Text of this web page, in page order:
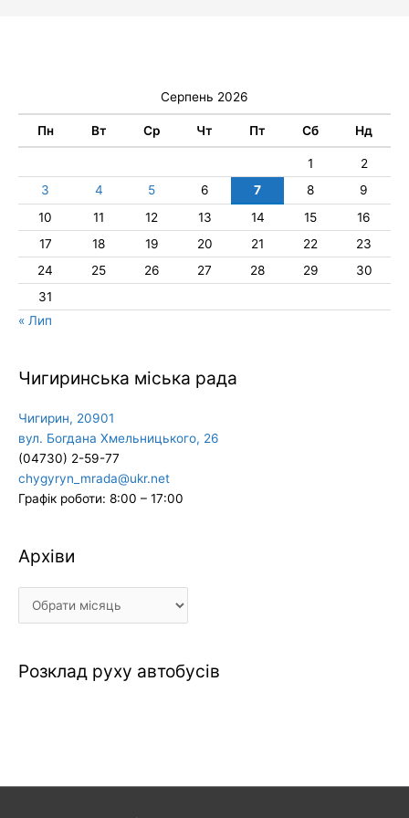
Серпень 2026
Пн Вт Ср Чт Пт Сб Нд
1
2
3
4 5 6 7 8
9
10
11 12 13 14 15
16
17
18 19 20 21 22
23
24
25 26 27 28 29
30
31
« Лип
Чигиринська міська рада
Чигирин, 20901
вул. Богдана Хмельницького, 26
(04730) 2-59-77
chygyryn_mrada@ukr.net
Графік роботи: 8:00 – 17:00
Архіви
Архіви
Розклад руху автобусів